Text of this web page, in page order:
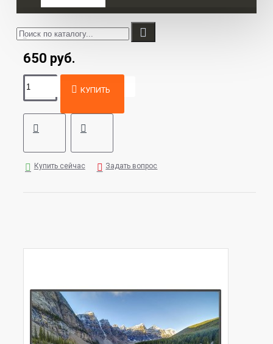
..
650 руб.
КУПИТЬ
Купить сейчас Задать вопрос